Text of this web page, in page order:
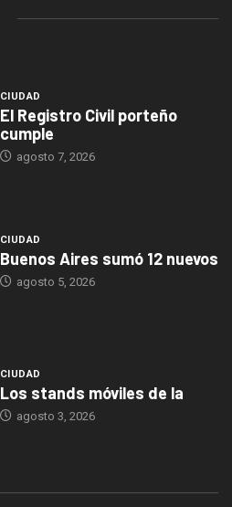
CIUDAD
El Registro Civil porteño
cumple
agosto 7, 2026
CIUDAD
Buenos Aires sumó 12 nuevos
agosto 5, 2026
CIUDAD
Los stands móviles de la
agosto 3, 2026